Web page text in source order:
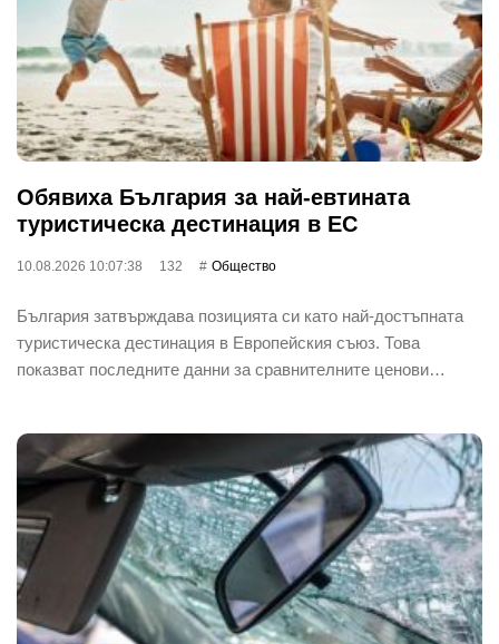
Обявиха България за най-евтината
туристическа дестинация в ЕС
10.08.2026 10:07:38 132 Общество
България затвърждава позицията си като най-достъпната
туристическа дестинация в Европейския съюз. Това
показват последните данни за сравнителните ценови…